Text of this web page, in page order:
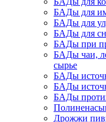
БАДы для
БАДы для
БАДы для
БАДы при
БАДы чаи,
сырье
БАДы
БАДы
БАДы
Дрожжи